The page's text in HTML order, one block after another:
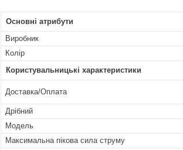
Основні атрибути
Виробник
Колір
Користувальницькі характеристики
Доставка/Оплата
Дрібний
Мoдель
Максимальна пікова сила струму